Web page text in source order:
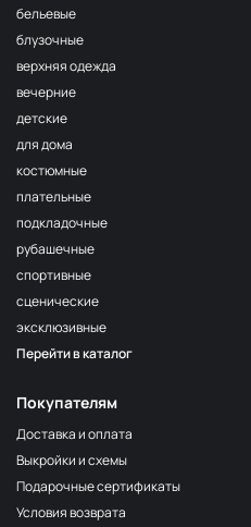
бельевые
блузочные
верхняя одежда
вечерние
детские
для дома
костюмные
плательные
подкладочные
рубашечные
спортивные
сценические
эксклюзивные
Перейти в каталог
Покупателям
Доставка и оплата
Выкройки и схемы
Подарочные сертификаты
Условия возврата